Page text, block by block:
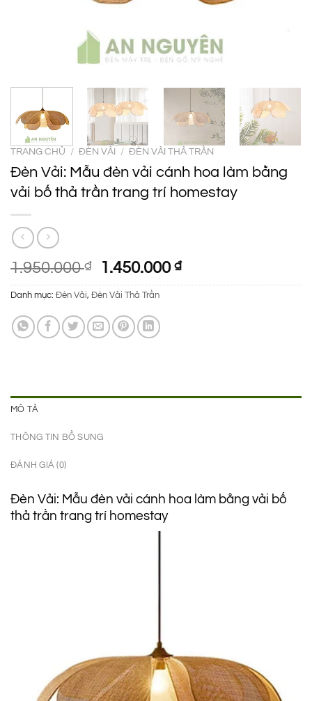
TRANG CHỦ / ĐÈN VẢI / ĐÈN VẢI THẢ TRẦN
Đèn Vải: Mẫu đèn vải cánh hoa làm bằng
vải bố thả trần trang trí homestay
1.950.000₫
Giá
gốc
là:
1.950.000 ₫.
1.450.000₫Giá
hiện
Danh mục: Đèn Vải, Đèn Vải Thả Trần
MÔ TẢ
THÔNG TIN BỔ SUNG
ĐÁNH GIÁ (0)
Đèn Vải: Mẫu đèn vải cánh hoa làm bằng vải bố
thả trần trang trí homestay